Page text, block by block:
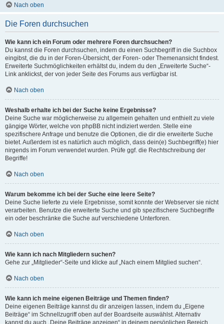
Nach oben
Die Foren durchsuchen
Wie kann ich ein Forum oder mehrere Foren durchsuchen?
Du kannst die Foren durchsuchen, indem du einen Suchbegriff in die Suchbox
eingibst, die du in der Foren-Übersicht, der Foren- oder Themenansicht findest.
Erweiterte Suchmöglichkeiten erhältst du, indem du den „Erweiterte Suche“-
Link anklickst, der von jeder Seite des Forums aus verfügbar ist.
Nach oben
Weshalb erhalte ich bei der Suche keine Ergebnisse?
Deine Suche war möglicherweise zu allgemein gehalten und enthielt zu viele
gängige Wörter, welche von phpBB nicht indiziert werden. Stelle eine
spezifischere Anfrage und benutze die Optionen, die dir die erweiterte Suche
bietet. Außerdem ist es natürlich auch möglich, dass dein(e) Suchbegriff(e) hier
nirgends im Forum verwendet wurden. Prüfe ggf. die Rechtschreibung der
Begriffe!
Nach oben
Warum bekomme ich bei der Suche eine leere Seite?
Deine Suche lieferte zu viele Ergebnisse, somit konnte der Webserver sie nicht
verarbeiten. Benutze die erweiterte Suche und gib spezifischere Suchbegriffe
ein oder beschränke die Suche auf verschiedene Unterforen.
Nach oben
Wie kann ich nach Mitgliedern suchen?
Gehe zur „Mitglieder“-Seite und klicke auf „Nach einem Mitglied suchen“.
Nach oben
Wie kann ich meine eigenen Beiträge und Themen finden?
Deine eigenen Beiträge kannst du dir anzeigen lassen, indem du „Eigene
Beiträge“ im Schnellzugriff oben auf der Boardseite auswählst. Alternativ
kannst du auch „Deine Beiträge anzeigen“ in deinem persönlichen Bereich